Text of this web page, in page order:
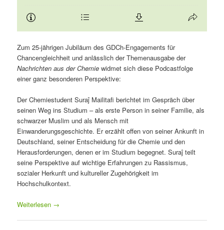
Zum 25-jährigen Jubiläum des GDCh-Engagements für
Chancengleichheit und anlässlich der Themenausgabe der
Nachrichten aus der Chemie widmet sich diese Podcastfolge
einer ganz besonderen Perspektive:
Der Chemiestudent Suraĵ Mailitafi berichtet im Gespräch über
seinen Weg ins Studium – als erste Person in seiner Familie, als
schwarzer Muslim und als Mensch mit
Einwanderungsgeschichte. Er erzählt offen von seiner Ankunft in
Deutschland, seiner Entscheidung für die Chemie und den
Herausforderungen, denen er im Studium begegnet. Suraĵ teilt
seine Perspektive auf wichtige Erfahrungen zu Rassismus,
sozialer Herkunft und kultureller Zugehörigkeit im
Hochschulkontext.
Weiterlesen →